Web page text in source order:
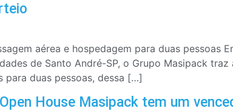
aérea e hospedagem para duas pessoas
de Santo André-SP, o Grupo Masipack
para duas pessoas, dessa […]
House Masipack tem um